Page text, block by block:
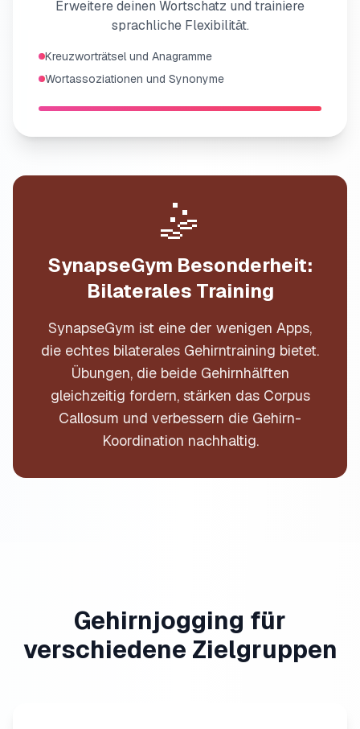
Erweitere deinen Wortschatz und trainiere
sprachliche Flexibilität.
Kreuzworträtsel und Anagramme
Wortassoziationen und Synonyme
🤹
SynapseGym Besonderheit:
Bilaterales Training
SynapseGym ist eine der wenigen Apps,
die echtes bilaterales Gehirntraining bietet.
Übungen, die beide Gehirnhälften
gleichzeitig fordern, stärken das Corpus
Callosum und verbessern die Gehirn-
Koordination nachhaltig.
Gehirnjogging für
verschiedene Zielgruppen